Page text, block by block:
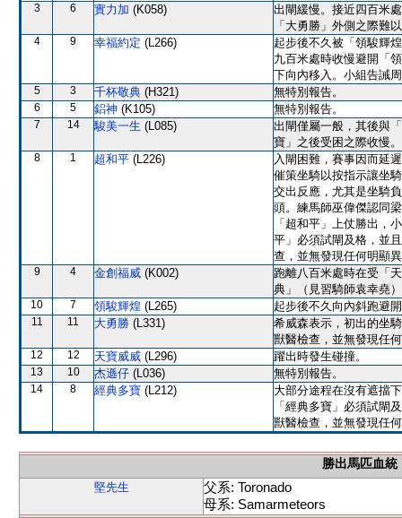
3 6 實力加 (K058)
出閘緩慢。接近四百米
「大勇勝」外側之際難
4 9 幸福約定 (L266)
起步後不久被「領駿輝
九百米處時收慢避開「
下向內移入。小組告誡
5 3 千杯敬典 (H321) 無特別報告。
6 5 鋁神 (K105) 無特別報告。
7 14 駿美一生 (L085)
出閘僅屬一般，其後與
寶」之後受困之際收慢
8 1 超和平 (L226)
入閘困難，賽事因而延
催策坐騎以按指示讓坐
交出反應，尤其是坐騎
頭。練馬師巫偉傑認同
「超和平」上仗勝出，
平」必須試閘及格，並
查，並無發現任何明顯
9 4 金創福威 (K002)
跑離八百米處時在受「
典」（見習騎師袁幸堯
10 7 領駿輝煌 (L265) 起步後不久向內斜跑避
11 11 大勇勝 (L331)
希威森表示，初出的坐
獸醫檢查，並無發現任
12 12 天寶威威 (L296) 躍出時發生碰撞。
13 10 杰遜仔 (L036) 無特別報告。
14 8 經典多寶 (L212)
大部分途程在沒有遮擋
「經典多寶」必須試閘
獸醫檢查，並無發現任
勝出馬匹血統
堅先生
父系: Toronado
母系: Samarmeteors